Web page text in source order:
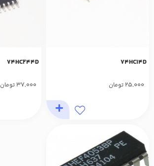
74HC14D
25,000 تومان
74HC244D
37,000 تومان